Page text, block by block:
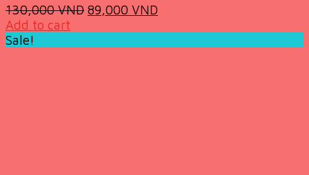
130,000VND Original
89,000 VND
Add to cart
Sale!